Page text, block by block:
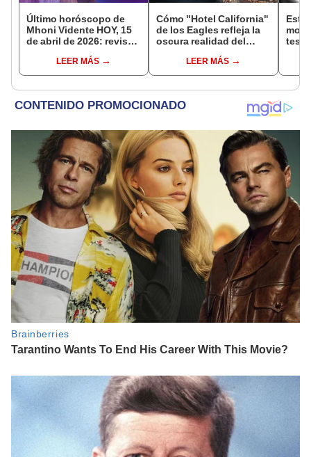
Último horóscopo de
Mhoni Vidente HOY, 15
de abril de 2026: revisa
signo y entérate si te
espera un día
LEER MÁS
Cómo "Hotel California"
de los Eagles refleja la
oscura realidad del
Estados Unidos
LEER MÁS
Esto